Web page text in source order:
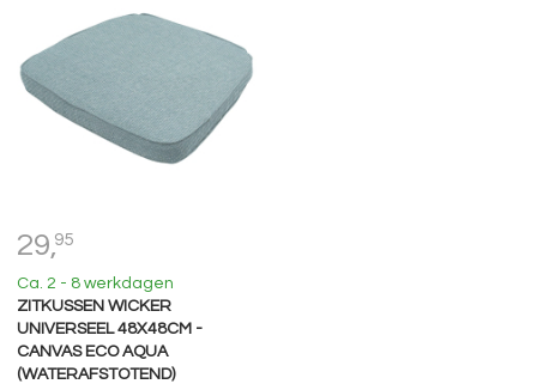
29,95
Ca. 2 - 8 werkdagen
ZITKUSSEN WICKER
UNIVERSEEL 48X48CM -
CANVAS ECO AQUA
(WATERAFSTOTEND)